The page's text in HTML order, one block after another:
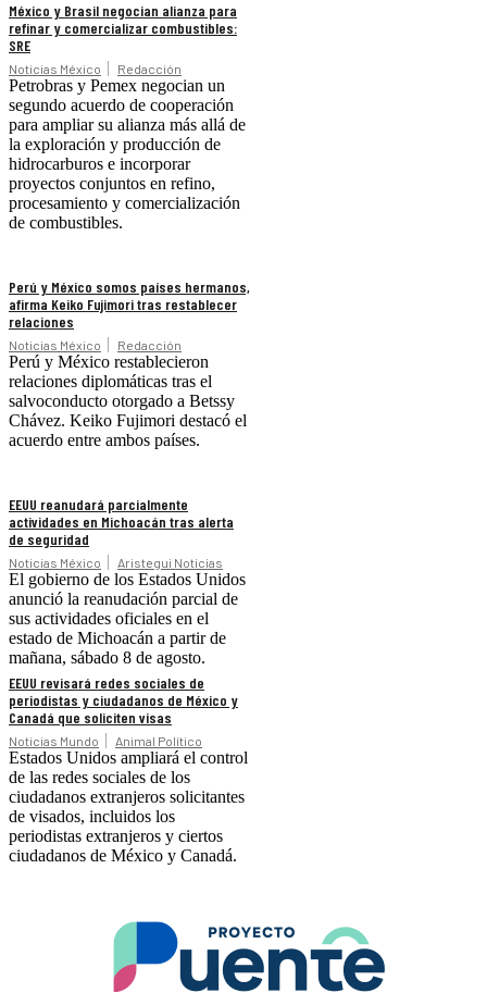
México y Brasil negocian alianza para
refinar y comercializar combustibles:
SRE
Noticias México Redacción
Petrobras y Pemex negocian un
segundo acuerdo de cooperación
para ampliar su alianza más allá de
la exploración y producción de
hidrocarburos e incorporar
proyectos conjuntos en refino,
procesamiento y comercialización
de combustibles.
Perú y México somos países hermanos,
afirma Keiko Fujimori tras restablecer
relaciones
Noticias México Redacción
Perú y México restablecieron
relaciones diplomáticas tras el
salvoconducto otorgado a Betssy
Chávez. Keiko Fujimori destacó el
acuerdo entre ambos países.
EEUU reanudará parcialmente
actividades en Michoacán tras alerta
de seguridad
Noticias México Aristegui Noticias
El gobierno de los Estados Unidos
anunció la reanudación parcial de
sus actividades oficiales en el
estado de Michoacán a partir de
mañana, sábado 8 de agosto.
EEUU revisará redes sociales de
periodistas y ciudadanos de México y
Canadá que soliciten visas
Noticias Mundo Animal Político
Estados Unidos ampliará el control
de las redes sociales de los
ciudadanos extranjeros solicitantes
de visados, incluidos los
periodistas extranjeros y ciertos
ciudadanos de México y Canadá.